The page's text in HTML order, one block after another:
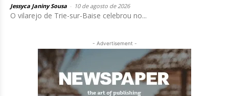
Jessyca Janiny Sousa 10 de agosto de 2026
O vilarejo de Trie-sur-Baise celebrou no...
- Advertisement -